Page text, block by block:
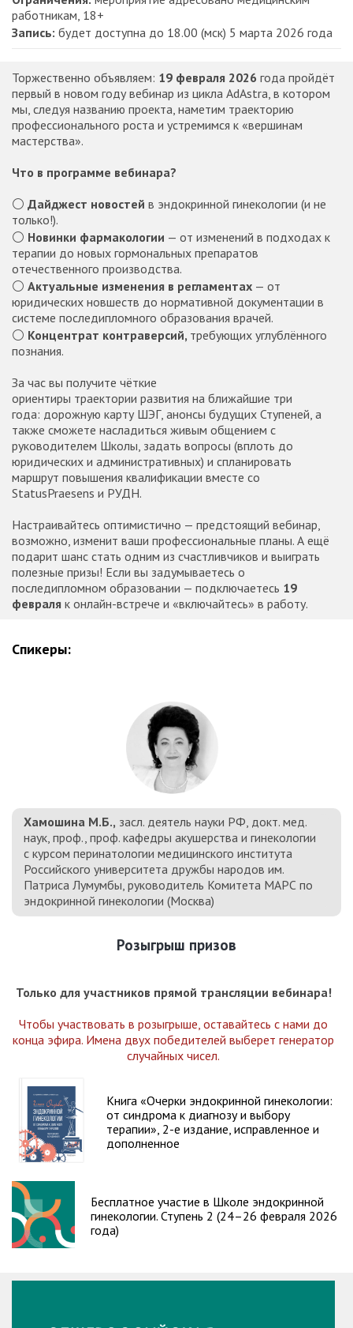
работникам, 18+
Запись: будет доступна до 18.00 (мск) 5 марта 2026 года
Торжественно объявляем: 19 февраля 2026 года пройдёт
первый в новом году вебинар из цикла AdAstra, в котором
мы, следуя названию проекта, наметим траекторию
профессионального роста и устремимся к «вершинам
мастерства».
Что в программе вебинара?
⚪️ Дайджест новостей в эндокринной гинекологии (и не
только!).
⚪️ Новинки фармакологии — от изменений в подходах к
терапии до новых гормональных препаратов
отечественного производства.
⚪️ Актуальные изменения в регламентах — от
юридических новшеств до нормативной документации в
системе последипломного образования врачей.
⚪️ Концентрат контраверсий, требующих углублённого
познания.
За час вы получите чёткие
ориентиры траектории развития на ближайшие три
года: дорожную карту ШЭГ, анонсы будущих Ступеней, а
также сможете насладиться живым общением с
руководителем Школы, задать вопросы (вплоть до
юридических и административных) и спланировать
маршрут повышения квалификации вместе со
StatusPraesens и РУДН.
Настраивайтесь оптимистично — предстоящий вебинар,
возможно, изменит ваши профессиональные планы. А ещё
подарит шанс стать одним из счастливчиков и выиграть
полезные призы! Если вы задумываетесь о
последипломном образовании — подключаетесь 19
февраля к онлайн-встрече и «включайтесь» в работу.
Спикеры:
Хамошина М.Б., засл. деятель науки РФ, докт. мед.
наук, проф., проф. кафедры акушерства и гинекологии
с курсом перинатологии медицинского института
Российского университета дружбы народов им.
Патриса Лумумбы, руководитель Комитета МАРС по
эндокринной гинекологии (Москва)
Розыгрыш призов
Только для участников прямой трансляции вебинара!
Чтобы участвовать в розыгрыше, оставайтесь с нами до
конца эфира. Имена двух победителей выберет генератор
случайных чисел.
Книга «Очерки эндокринной гинекологии:
от синдрома к диагнозу и выбору
терапии», 2-е издание, исправленное и
дополненное
Бесплатное участие в Школе эндокринной
гинекологии. Ступень 2 (24–26 февраля 2026
года)